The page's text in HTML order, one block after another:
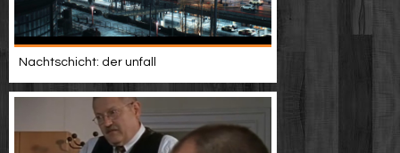
Nachtschicht: der unfall